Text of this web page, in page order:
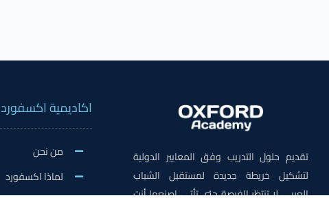
تقديم حلول التدريب وفق المعايير الدولية
لتشكيل خريطة جديدة لمستقبل الشباب
العربي، لا تنتظر الفرصة حتى تأتي، اصنعها أنت
اكاديمية اكسفورد
من نحن
لماذا اكسفورد